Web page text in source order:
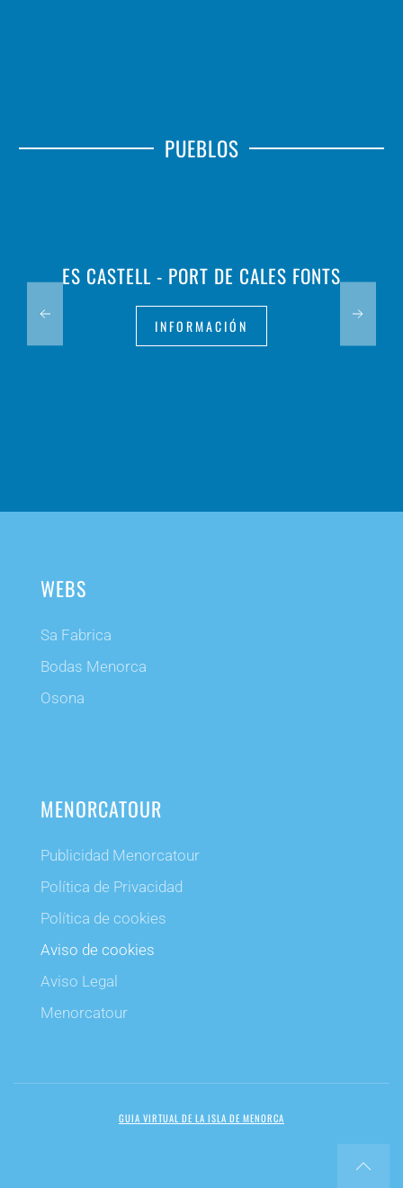
PUEBLOS
ES CASTELL - PORT DE CALES FONTS
INFORMACIÓN
WEBS
Sa Fabrica
Bodas Menorca
Osona
MENORCATOUR
Publicidad Menorcatour
Política de Privacidad
Política de cookies
Aviso de cookies
Aviso Legal
Menorcatour
GUIA VIRTUAL DE LA ISLA DE MENORCA